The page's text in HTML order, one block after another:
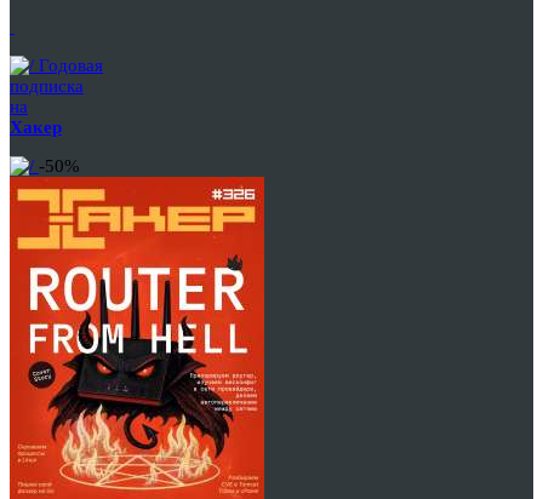
Годовая
подписка
на
Хакер
-50%